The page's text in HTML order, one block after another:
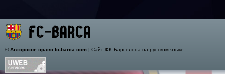
©Авторское право fc-barca.com| Сайт ФК Барселона на русском языке